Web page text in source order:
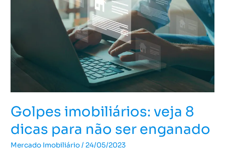
Golpes imobiliários: veja 8
dicas para não ser enganado
Mercado Imobiliário/ 24/05/2023
ser
enganado